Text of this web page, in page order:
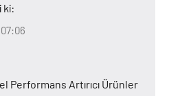
ki:
Performans Artırıcı Ürünler